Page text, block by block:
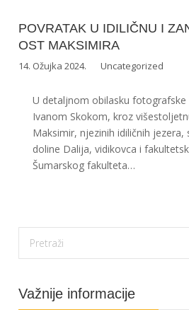
POVRATAK U IDILIČNU I
OST MAKSIMIRA
14. Ožujka 2024. Uncategorized
U detaljnom obilasku
Ivanom Skokom, kroz
Maksimir, njezinih idiličnih jezera,
doline Dalija, vidikovca i
Šumarskog fakulteta…
Važnije informacije